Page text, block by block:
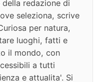
redazione di
seleziona, scrive
per natura,
luoghi, fatti e
il mondo, con
a tutti
e attualita'. Si